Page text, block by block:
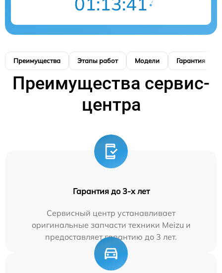
Преимущества Этапы работ Модели Гарантия
Преимущества сервис-
центра
Гарантия до 3-х лет
Сервисный центр устанавливает
оригинальные запчасти техники Meizu и
предоставляет гарантию до 3 лет.